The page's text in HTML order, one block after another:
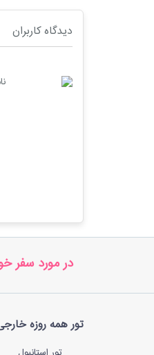
دیدگاه کاربران
در مورد سفر
تور همه روزه